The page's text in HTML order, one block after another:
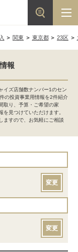
関東 東京都 23区
報
イズ店舗数ナンバー1のセン
の投資事業用情報を2件紹介
取り、予算・ご希望の家
見つけていただけます。
ますので、お気軽にご相談
変更
変更